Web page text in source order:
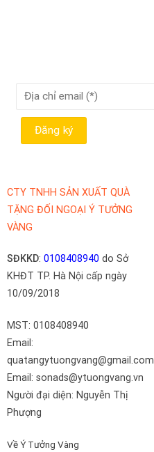
CTY TNHH SẢN XUẤT QUÀ
TẶNG ĐỐI NGOẠI Ý TƯỞNG
VÀNG
SĐKKD: 0108408940 do Sở
KHĐT TP. Hà Nội cấp ngày
10/09/2018
MST: 0108408940
Email:
quatangytuongvang@gmail.com
Email: sonads@ytuongvang.vn
Người đại diện: Nguyễn Thị
Phượng
Về Ý Tưởng Vàng